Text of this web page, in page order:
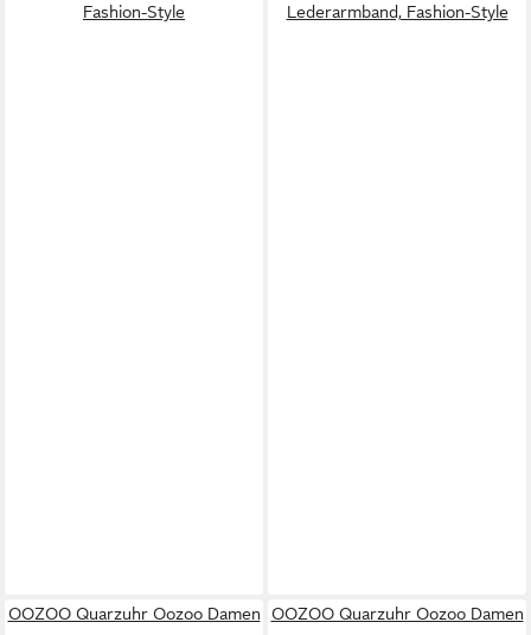
Fashion-Style
Lederarmband, Fashion-Style
OOZOO Quarzuhr Oozoo Damen
OOZOO Quarzuhr Oozoo Damen